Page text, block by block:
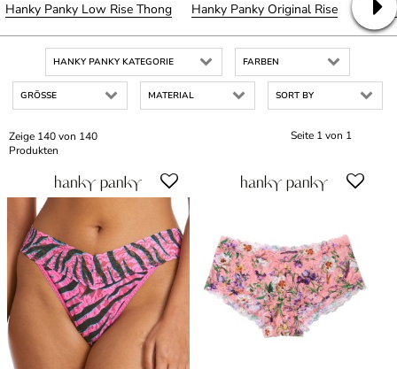
Hanky Panky Low Rise Thong Hanky Panky Original Rise
HANKY PANKY KATEGORIE FARBEN
GRÖSSE MATERIAL SORT BY
Seite 1 von 1
Zeige 140 von 140
Produkten